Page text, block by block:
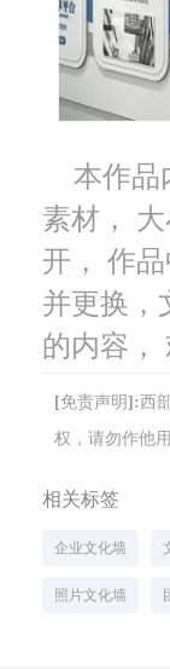
本作品
素材，
开， 作
并更换，
的内容，
[免责声明]:西
权，请勿作他
相关标签
企业文化墙
照片文化墙